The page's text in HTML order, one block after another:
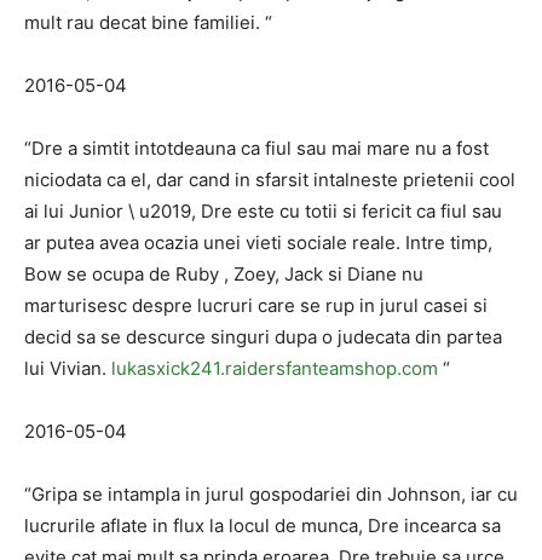
mult rau decat bine familiei. “
2016-05-04
“Dre a simtit intotdeauna ca fiul sau mai mare nu a fost
niciodata ca el, dar cand in sfarsit intalneste prietenii cool
ai lui Junior \ u2019, Dre este cu totii si fericit ca fiul sau
ar putea avea ocazia unei vieti sociale reale. Intre timp,
Bow se ocupa de Ruby , Zoey, Jack si Diane nu
marturisesc despre lucruri care se rup in jurul casei si
decid sa se descurce singuri dupa o judecata din partea
lui Vivian. lukasxick241.raidersfanteamshop.com “
2016-05-04
“Gripa se intampla in jurul gospodariei din Johnson, iar cu
lucrurile aflate in flux la locul de munca, Dre incearca sa